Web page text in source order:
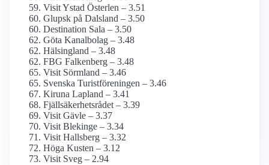
Visit Ystad Österlen – 3.51
Glupsk på Dalsland – 3.50
Destination Sala – 3.50
Göta Kanalbolag – 3.48
Hälsingland – 3.48
FBG Falkenberg – 3.48
Visit Sörmland – 3.46
Svenska Turistföreningen – 3.46
Kiruna Lapland – 3.41
Fjällsäkerhetsrådet – 3.39
Visit Gävle – 3.37
Visit Blekinge – 3.34
Visit Hallsberg – 3.32
Höga Kusten – 3.12
Visit Sveg – 2.94